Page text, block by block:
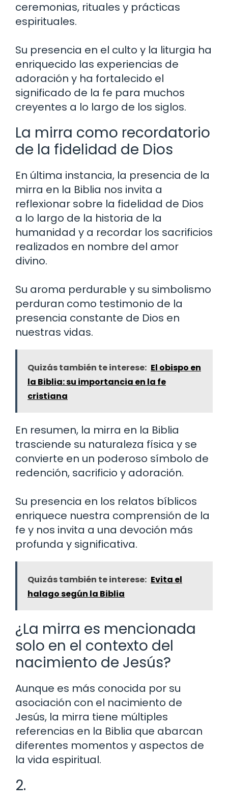
ceremonias, rituales y prácticas
espirituales.
Su presencia en el culto y la liturgia ha
enriquecido las experiencias de
adoración y ha fortalecido el
significado de la fe para muchos
creyentes a lo largo de los siglos.
La mirra como recordatorio
de la fidelidad de Dios
En última instancia, la presencia de la
mirra en la Biblia nos invita a
reflexionar sobre la fidelidad de Dios
a lo largo de la historia de la
humanidad y a recordar los sacrificios
realizados en nombre del amor
divino.
Su aroma perdurable y su simbolismo
perduran como testimonio de la
presencia constante de Dios en
nuestras vidas.
Quizás también te interese: El obispo en
la Biblia: su importancia en la fe
cristiana
En resumen, la mirra en la Biblia
trasciende su naturaleza física y se
convierte en un poderoso símbolo de
redención, sacrificio y adoración.
Su presencia en los relatos bíblicos
enriquece nuestra comprensión de la
fe y nos invita a una devoción más
profunda y significativa.
Quizás también te interese: Evita el
halago según la Biblia
¿La mirra es mencionada
solo en el contexto del
nacimiento de Jesús?
Aunque es más conocida por su
asociación con el nacimiento de
Jesús, la mirra tiene múltiples
referencias en la Biblia que abarcan
diferentes momentos y aspectos de
la vida espiritual.
2.